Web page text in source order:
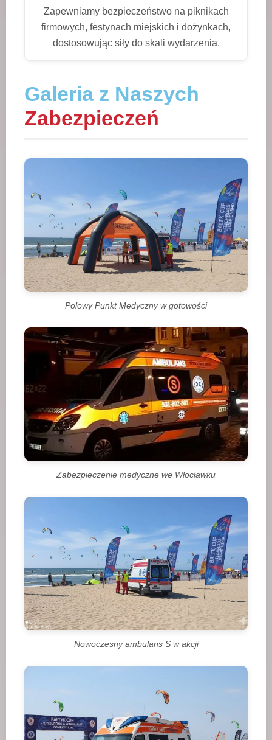
Zapewniamy bezpieczeństwo na piknikach
firmowych, festynach miejskich i dożynkach,
dostosowując siły do skali wydarzenia.
Galeria z Naszych
Zabezpieczeń
Polowy Punkt Medyczny w gotowości
Zabezpieczenie medyczne we Włocławku
Nowoczesny ambulans S w akcji